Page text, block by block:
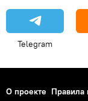
Telegram
О проекте Правила